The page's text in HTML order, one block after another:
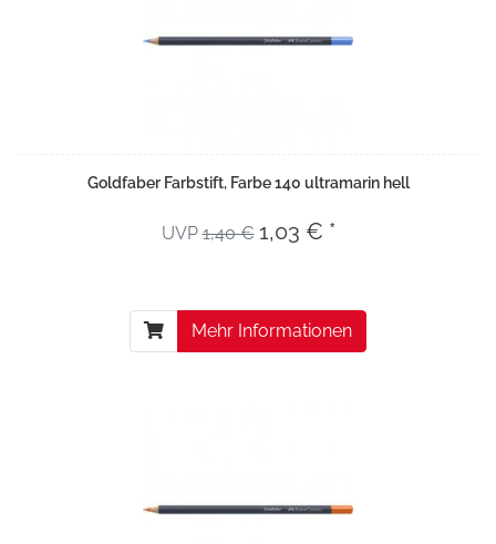
Goldfaber Farbstift, Farbe 140 ultramarin hell
UVP1,40 € 1,03 € *
Mehr Informationen